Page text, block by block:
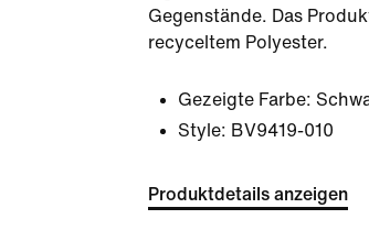
Gegenstände. Das
recyceltem Polyester.
Gezeigte Farbe:
Style: BV9419-010
Produktdetails anzeigen